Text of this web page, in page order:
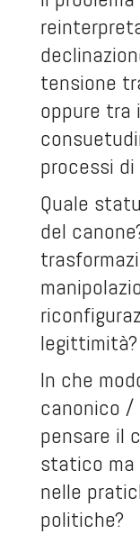
tensione
oppure tra
processi di
Quale
del
legittimità?
In che
canonico /
pensare il
statico ma
nelle
politiche?